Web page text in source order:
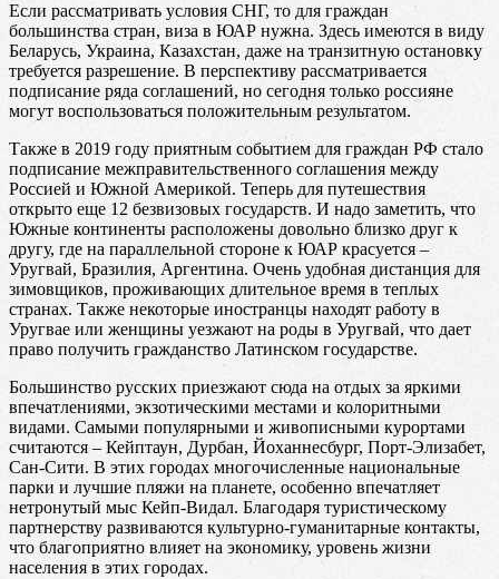
Если рассматривать условия СНГ, то для граждан
большинства стран, виза в ЮАР нужна. Здесь имеются в виду
Беларусь, Украина, Казахстан, даже на транзитную остановку
требуется разрешение. В перспективу рассматривается
подписание ряда соглашений, но сегодня только россияне
могут воспользоваться положительным результатом.
Также в 2019 году приятным событием для граждан РФ стало
подписание межправительственного соглашения между
Россией и Южной Америкой. Теперь для путешествия
открыто еще 12 безвизовых государств. И надо заметить, что
Южные континенты расположены довольно близко друг к
другу, где на параллельной стороне к ЮАР красуется –
Уругвай, Бразилия, Аргентина. Очень удобная дистанция для
зимовщиков, проживающих длительное время в теплых
странах. Также некоторые иностранцы находят работу в
Уругвае или женщины уезжают на роды в Уругвай, что дает
право получить гражданство Латинском государстве.
Большинство русских приезжают сюда на отдых за яркими
впечатлениями, экзотическими местами и колоритными
видами. Самыми популярными и живописными курортами
считаются – Кейптаун, Дурбан, Йоханнесбург, Порт-Элизабет,
Сан-Сити. В этих городах многочисленные национальные
парки и лучшие пляжи на планете, особенно впечатляет
нетронутый мыс Кейп-Видал. Благодаря туристическому
партнерству развиваются культурно-гуманитарные контакты,
что благоприятно влияет на экономику, уровень жизни
населения в этих городах.